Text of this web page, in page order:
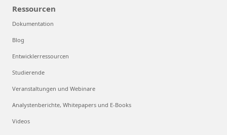
Ressourcen
Dokumentation
Blog
Entwicklerressourcen
Studierende
Veranstaltungen und Webinare
Analystenberichte, Whitepapers und E-Books
Videos